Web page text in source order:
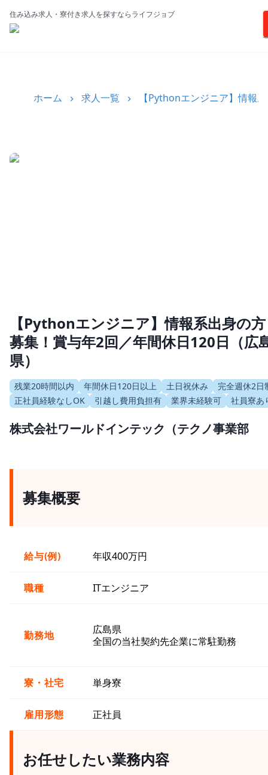
住み込み求人・寮付き求人を探すならライフジョブ
ホーム 求人一覧 【Pythonエンジニア】情報
【Pythonエンジニア】情報系出身の方
募集！賞与年2回／年間休日120日（広
県）
残業20時間以内 年間休日120日以上 土日祝休み
完全週休2日
正社員経験なしOK
引越し費用負担有 業界未経験可 社員寮あ
株式会社ワールドインテック（テクノ事業部
募集概要
給与(例) 年収400万円
職種 ITエンジニア
勤務地
広島県
全国の当社契約先企業に常駐勤務
寮・社宅 単身寮
雇用形態 正社員
お任せしたい業務内容